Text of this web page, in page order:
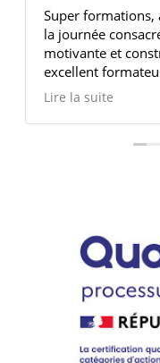
Super formations,
la journée
motivante et
excellent
expérience très
Lire la suite